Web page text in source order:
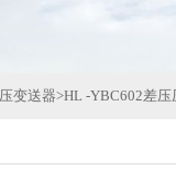
变送器>HL -YBC602差压